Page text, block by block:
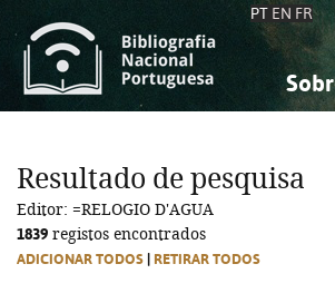
PT EN FR
Resultado de pesquisa
Editor: =RELOGIO D'AGUA
1839 registos encontrados
ADICIONAR TODOS RETIRAR TODOS